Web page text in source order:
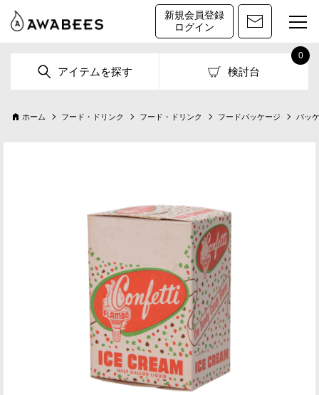
新規会員登録
ログイン
アイテムを探す 検討台
0
ホーム フード・ドリンク フード・ドリンク フードパッケージ パッ